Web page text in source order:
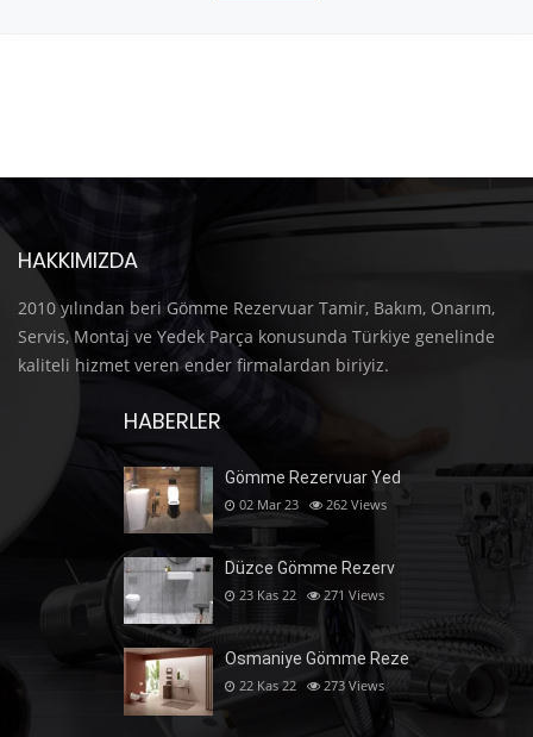
HAKKIMIZDA
2010 yılından beri Gömme Rezervuar Tamir, Bakım, Onarım,
Servis, Montaj ve Yedek Parça konusunda Türkiye genelinde
kaliteli hizmet veren ender firmalardan biriyiz.
HABERLER
Gömme Rezervuar Yed
02 Mar 23 262 Views
Düzce Gömme Rezerv
23 Kas 22 271 Views
Osmaniye Gömme Reze
22 Kas 22 273 Views